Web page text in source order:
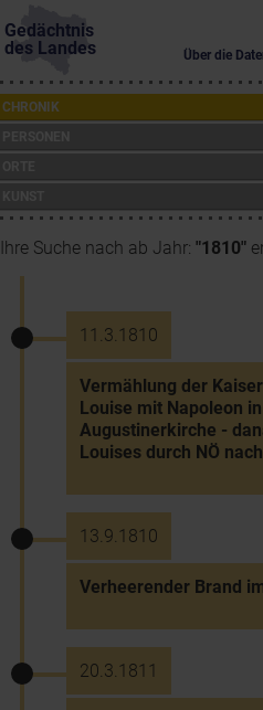
Gedächtnis
des Landes
Über die
CHRONIK
Ihre Suche nach ab Jahr: "1810"
11.3.1810
Vermählung der
Louise mit Napoleon
Augustinerkirche -
Louises durch NÖ
13.9.1810
Verheerender Brand
20.3.1811